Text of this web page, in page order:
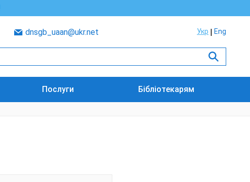
dnsgb_uaan@ukr.net Укр Eng
Послуги Бібліотекарям